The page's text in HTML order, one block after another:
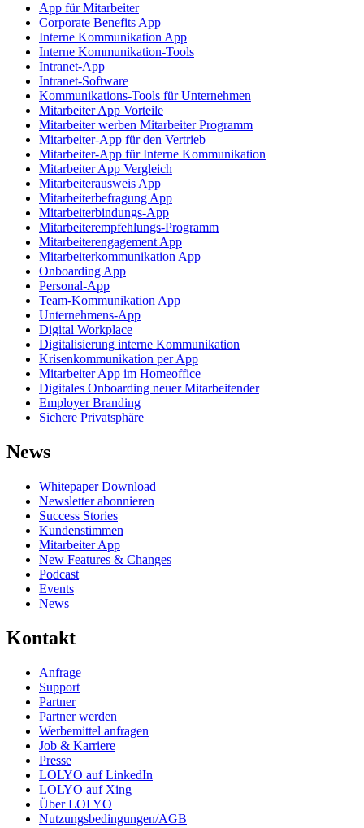
App für Mitarbeiter
Corporate Benefits App
Interne Kommunikation App
Interne Kommunikation-Tools
Intranet-App
Intranet-Software
Kommunikations-Tools für Unternehmen
Mitarbeiter App Vorteile
Mitarbeiter werben Mitarbeiter Programm
Mitarbeiter-App für den Vertrieb
Mitarbeiter-App für Interne Kommunikation
Mitarbeiter App Vergleich
Mitarbeiterausweis App
Mitarbeiterbefragung App
Mitarbeiterbindungs-App
Mitarbeiterempfehlungs-Programm
Mitarbeiterengagement App
Mitarbeiterkommunikation App
Onboarding App
Personal-App
Team-Kommunikation App
Unternehmens-App
Digital Workplace
Digitalisierung interne Kommunikation
Krisenkommunikation per App
Mitarbeiter App im Homeoffice
Digitales Onboarding neuer Mitarbeitender
Employer Branding
Sichere Privatsphäre
News
Whitepaper Download
Newsletter abonnieren
Success Stories
Kundenstimmen
Mitarbeiter App
New Features & Changes
Podcast
Events
News
Kontakt
Anfrage
Support
Partner
Partner werden
Werbemittel anfragen
Job & Karriere
Presse
LOLYO auf LinkedIn
LOLYO auf Xing
Über LOLYO
Nutzungsbedingungen/AGB